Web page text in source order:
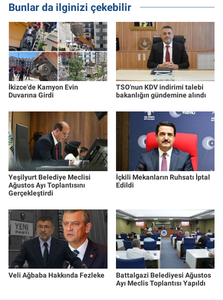
Bunlar da ilginizi çekebilir
İkizce'de Kamyon Evin
Duvarına Girdi
TSO'nun KDV indirimi talebi
bakanlığın gündemine alındı
Yeşilyurt Belediye Meclisi
Ağustos Ayı Toplantısını
Gerçekleştirdi
İçkili Mekanların Ruhsatı İptal
Edildi
Veli Ağbaba Hakkında Fezleke
Battalgazi Belediyesi Ağustos
Ayı Meclis Toplantısı Yapıldı